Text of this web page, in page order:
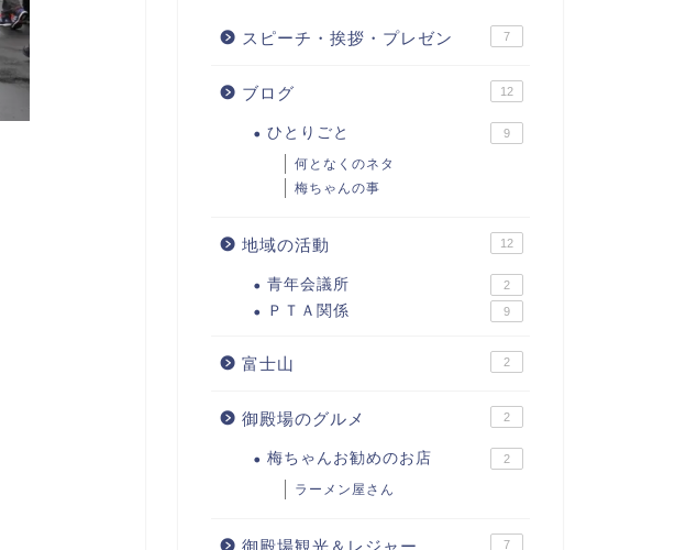
スピーチ・挨拶・プレゼン 7
ブログ 12
ひとりごと 9
何となくのネタ
梅ちゃんの事
地域の活動 12
青年会議所 2
ＰＴＡ関係 9
富士山 2
御殿場のグルメ 2
梅ちゃんお勧めのお店 2
ラーメン屋さん
御殿場観光＆レジャー 7